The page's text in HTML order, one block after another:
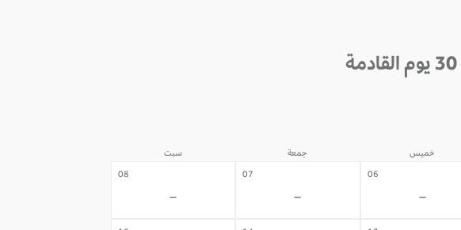
خميس جمعة سبت
06
-
07
-
08
-